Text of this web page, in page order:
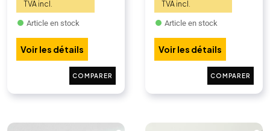
Article en stock
Voir les détails
COMPARER
Article en stock
Voir les détails
COMPARER